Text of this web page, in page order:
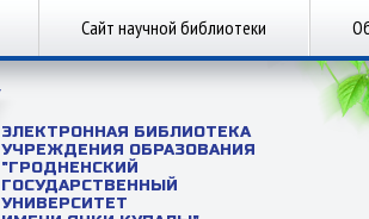
Сайт научной библиотеки
ЭЛЕКТРОННАЯ БИБЛИОТЕКА
УЧРЕЖДЕНИЯ ОБРАЗОВАНИЯ
"ГРОДНЕНСКИЙ
ГОСУДАРСТВЕННЫЙ
УНИВЕРСИТЕТ